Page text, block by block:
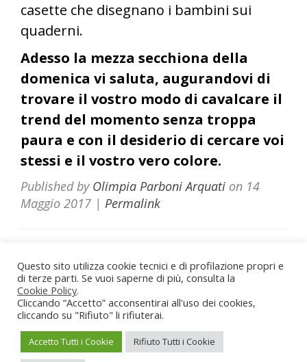
casette che disegnano i bambini sui
quaderni.
Adesso la mezza secchiona della
domenica vi saluta, augurandovi di
trovare il vostro modo di cavalcare il
trend del momento senza troppa
paura e con il desiderio di cercare voi
stessi e il vostro vero colore.
Published by Olimpia Parboni Arquati on 14
Maggio 2017 | Permalink
Olimpia Parboni Arquati – Psicologa e Psicoterapeuta
Via Stanislao Carcereri 27, 00154 Roma (RM) – P. Iva
13983321004 - Iscrizione Albo Psicologi del Lazio n. 18148
Privacy Policy-Cookie Policy
Questo sito utilizza cookie tecnici e di profilazione propri e
di terze parti. Se vuoi saperne di più, consulta la
Cookie Policy.
Cliccando “Accetto” acconsentirai all'uso dei cookies,
cliccando su "Rifiuto" li rifiuterai.
Accetto Tutti i Cookie Rifiuto Tutti i Cookie